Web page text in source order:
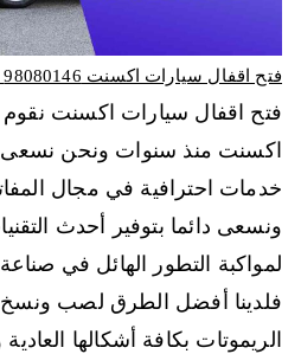
فتح اقفال سيارات اكسنت 98080146‬ عمل مفاتيح سيارات جديدة
فتح اقفال سيارات اكسنت نقوم
اكسنت منذ سنوات ونحن نسعى
خدمات احترافية في مجال
ونسعى دائما بتوفير أحدث
لمواكبة التطور الهائل في صناعة
فلدينا أفضل الطرق لصب ونسخ
الريموتات بكافة أشكالها